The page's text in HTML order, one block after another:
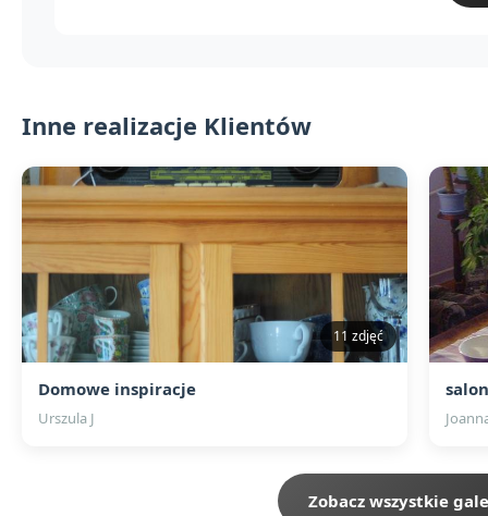
Inne realizacje Klientów
11 zdjęć
Domowe inspiracje
Urszula J
salon
Zobacz wszystkie